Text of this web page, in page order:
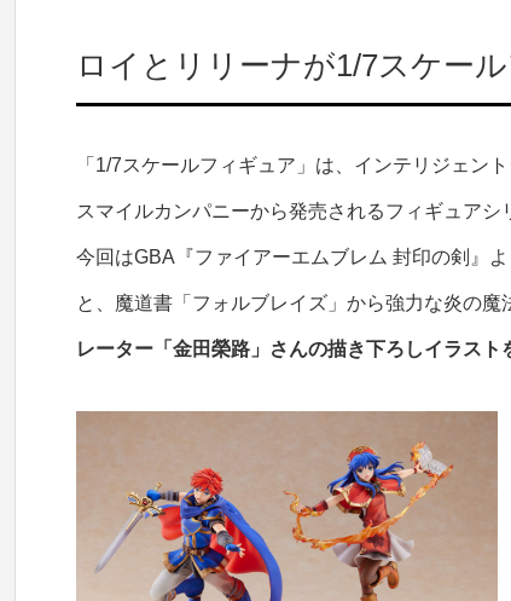
ロイとリリーナが1/7スケー
「1/7スケールフィギュア」は、インテリジェン
スマイルカンパニーから発売されるフィギュアシ
今回はGBA『ファイアーエムブレム 封印の剣』
と、魔道書「フォルブレイズ」から強⼒な炎の
レーター「⾦⽥榮路」さんの描き下ろしイラスト